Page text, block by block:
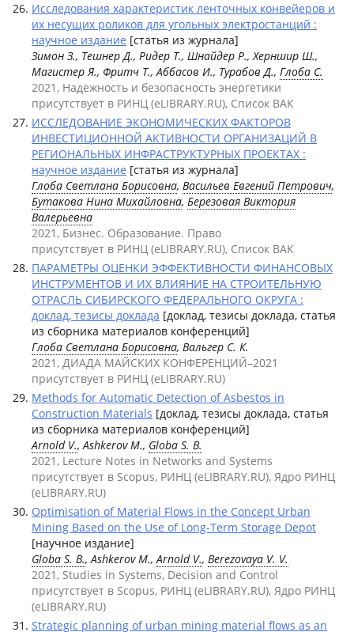
Исследования характеристик ленточных конвейеров и
их несущих роликов для угольных электростанций :
научное издание [статья из журнала]
Зимон З., Тешнер Д., Ридер Т., Шнайдер Р., Херншир Ш.,
Магистер Я., Фритч Т., Аббасов И., Турабов Д., Глоба С.
2021, Надежность и безопасность энергетики
присутствует в РИНЦ (eLIBRARY.RU), Список ВАК
ИССЛЕДОВАНИЕ ЭКОНОМИЧЕСКИХ ФАКТОРОВ
ИНВЕСТИЦИОННОЙ АКТИВНОСТИ ОРГАНИЗАЦИЙ В
РЕГИОНАЛЬНЫХ ИНФРАСТРУКТУРНЫХ ПРОЕКТАХ :
научное издание [статья из журнала]
Глоба Светлана Борисовна, Васильев Евгений Петрович,
Бутакова Нина Михайловна, Березовая Виктория
Валерьевна
2021, Бизнес. Образование. Право
присутствует в РИНЦ (eLIBRARY.RU), Список ВАК
ПАРАМЕТРЫ ОЦЕНКИ ЭФФЕКТИВНОСТИ ФИНАНСОВЫХ
ИНСТРУМЕНТОВ И ИХ ВЛИЯНИЕ НА СТРОИТЕЛЬНУЮ
ОТРАСЛЬ СИБИРСКОГО ФЕДЕРАЛЬНОГО ОКРУГА :
доклад, тезисы доклада [доклад, тезисы доклада, статья
из сборника материалов конференций]
Глоба Светлана Борисовна, Вальгер С. К.
2021, ДИАДА МАЙСКИХ КОНФЕРЕНЦИЙ–2021
присутствует в РИНЦ (eLIBRARY.RU)
Methods for Automatic Detection of Asbestos in
Construction Materials [доклад, тезисы доклада, статья
из сборника материалов конференций]
Arnold V., Ashkerov M., Globa S. B.
2021, Lecture Notes in Networks and Systems
присутствует в Scopus, РИНЦ (eLIBRARY.RU), Ядро РИНЦ
(eLIBRARY.RU)
Optimisation of Material Flows in the Concept Urban
Mining Based on the Use of Long-Term Storage Depot
[научное издание]
Globa S. B., Ashkerov M.,Arnold V., Berezovaya V. V.
2021, Studies in Systems, Decision and Control
присутствует в Scopus, РИНЦ (eLIBRARY.RU), Ядро РИНЦ
(eLIBRARY.RU)
Strategic planning of urban mining material flows as an